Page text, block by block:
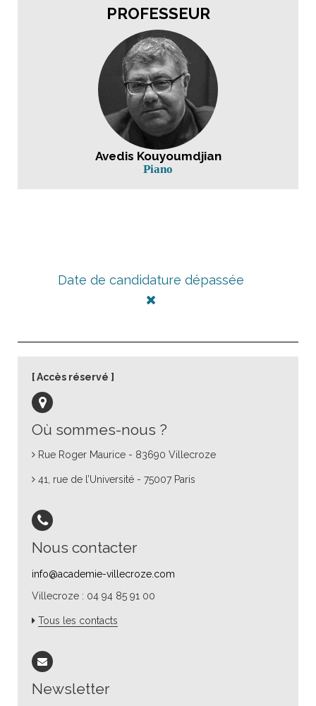
PROFESSEUR
Avedis Kouyoumdjian
Piano
Date de candidature dépassée
Où sommes-nous ?
Rue Roger Maurice - 83690 Villecroze
41, rue de l’Université - 75007 Paris
Nous contacter
info@academie-villecroze.com
Villecroze : 04 94 85 91 00
Tous les contacts
Newsletter
Accès réservé